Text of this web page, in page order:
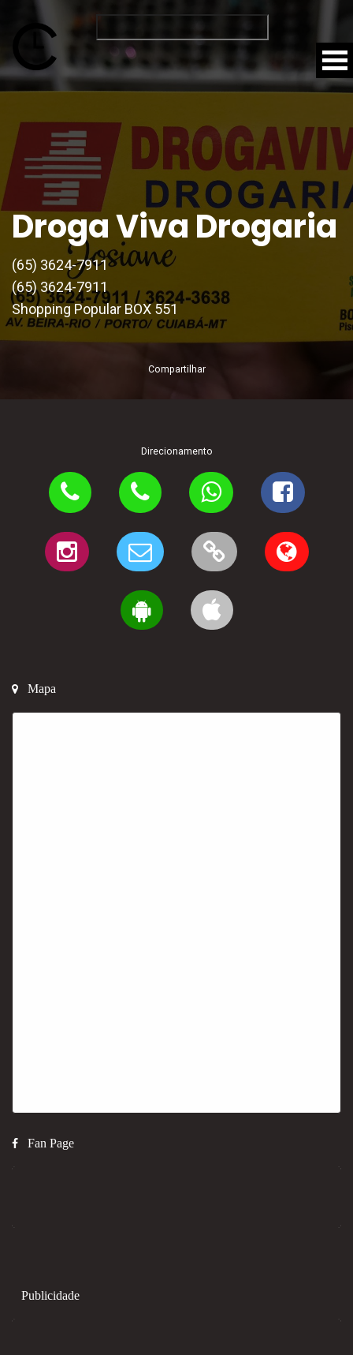
Droga Viva Drogaria
(65) 3624-7911
(65) 3624-7911
Shopping Popular BOX 551
Compartilhar
Direcionamento
Mapa
Fan Page
Publicidade